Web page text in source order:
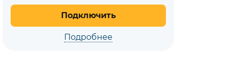
Подключить
Подробнее